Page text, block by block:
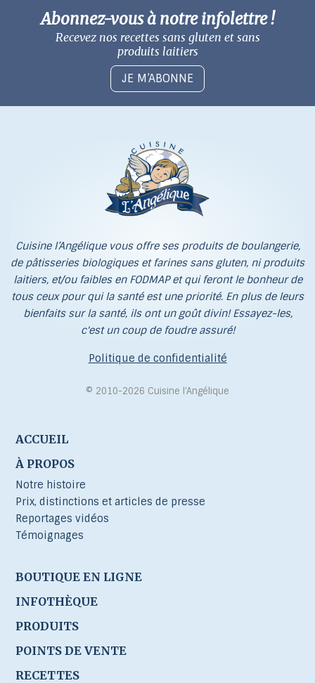
Abonnez-vous à notre infolettre !
Recevez nos recettes sans gluten et sans
produits laitiers
JE M’ABONNE
Cuisine l’Angélique vous offre ses produits de boulangerie,
de pâtisseries biologiques et farines sans gluten, ni produits
laitiers, et/ou faibles en FODMAP et qui feront le bonheur de
tous ceux pour qui la santé est une priorité. En plus de leurs
bienfaits sur la santé, ils ont un goût divin! Essayez-les,
c'est un coup de foudre assuré!
Politique de confidentialité
© 2010-2026 Cuisine l’Angélique
ACCUEIL
À PROPOS
Notre histoire
Prix, distinctions et articles de presse
Reportages vidéos
Témoignages
BOUTIQUE EN LIGNE
INFOTHÈQUE
PRODUITS
POINTS DE VENTE
RECETTES